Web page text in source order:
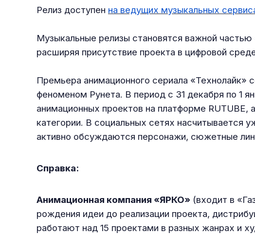
Релиз доступен на ведущих музыкальных
Музыкальные релизы становятся важной
расширяя присутствие проекта в цифровой
Премьера анимационного сериала «Технолайк»
феноменом Рунета. В период с 31 декабря по 1
анимационных проектов на платформе RUTUBE,
категории. В социальных сетях насчитывается
активно обсуждаются персонажи, сюжетные
Справка:
Анимационная компания «ЯРКО» (входит в
рождения идеи до реализации проекта,
работают над 15 проектами в разных жанрах и